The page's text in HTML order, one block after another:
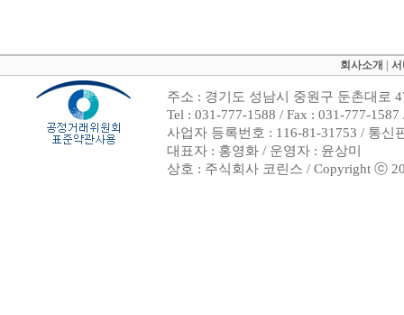
회사소개
주소 : 경기도 성남시 중원구 둔촌대로
Tel : 031-777-1588 / Fax : 031-777-
사업자 등록번호 : 116-81-31753 / 통신
대표자 : 홍영화 / 운영자 : 윤상미
상호 : 주식회사 코린스 / Copyright ⓒ